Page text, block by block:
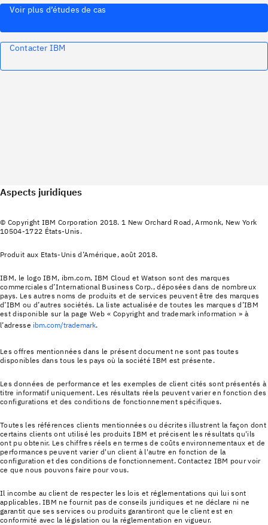
Voir plus d’études de cas
Contacter IBM
Aspects juridiques
© Copyright IBM Corporation 2018. 1 New Orchard Road, Armonk, New York
10504-1722 États-Unis.
Produit aux Etats-Unis d’Amérique, août 2018.
IBM, le logo IBM, ibm.com, IBM Cloud et Watson sont des marques
commerciales d’International Business Corp., déposées dans de nombreux
pays. Les autres noms de produits et de services peuvent être des marques
d’IBM ou d’autres sociétés. La liste actualisée de toutes les marques d’IBM
est disponible sur la page Web « Copyright and trademark information » à
l’adresse ibm.com/trademark.
Les offres mentionnées dans le présent document ne sont pas toutes
disponibles dans tous les pays où la société IBM est présente.
Les données de performance et les exemples de client cités sont présentés à
titre informatif uniquement. Les résultats réels peuvent varier en fonction des
configurations et des conditions de fonctionnement spécifiques.
Toutes les références clients mentionnées ou décrites illustrent la façon dont
certains clients ont utilisé les produits IBM et précisent les résultats qu'ils
ont pu obtenir. Les chiffres réels en termes de coûts environnementaux et de
performances peuvent varier d'un client à l'autre en fonction de la
configuration et des conditions de fonctionnement. Contactez IBM pour voir
ce que nous pouvons faire pour vous.
Il incombe au client de respecter les lois et réglementations qui lui sont
applicables. IBM ne fournit pas de conseils juridiques et ne déclare ni ne
garantit que ses services ou produits garantiront que le client est en
conformité avec la législation ou la réglementation en vigueur.